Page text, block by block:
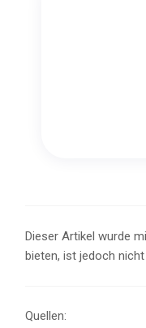
Dieser Artikel wurde
bieten, ist jedoch
Quellen: